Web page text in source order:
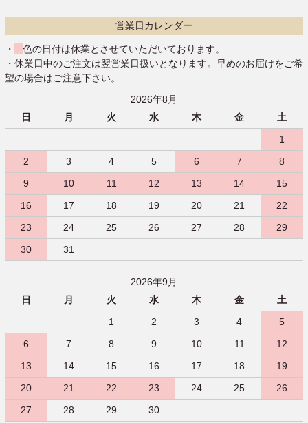
営業日カレンダー
・
色の日付は休業とさせていただいております。
・休業日中のご注文は翌営業日扱いとなります。早めのお届けをご希
望の場合はご注意下さい。
2026年8月
日
月 火 水 木 金
土
1
2
3 4 5 6 7
8
9
10 11 12 13 14
15
16
17 18 19 20 21
22
23
24 25 26 27 28
29
30
31
2026年9月
日
月 火 水 木 金
土
1
2 3 4
5
6
7 8 9 10 11
12
13
14 15 16 17 18
19
20
21 22 23 24 25
26
27
28 29 30